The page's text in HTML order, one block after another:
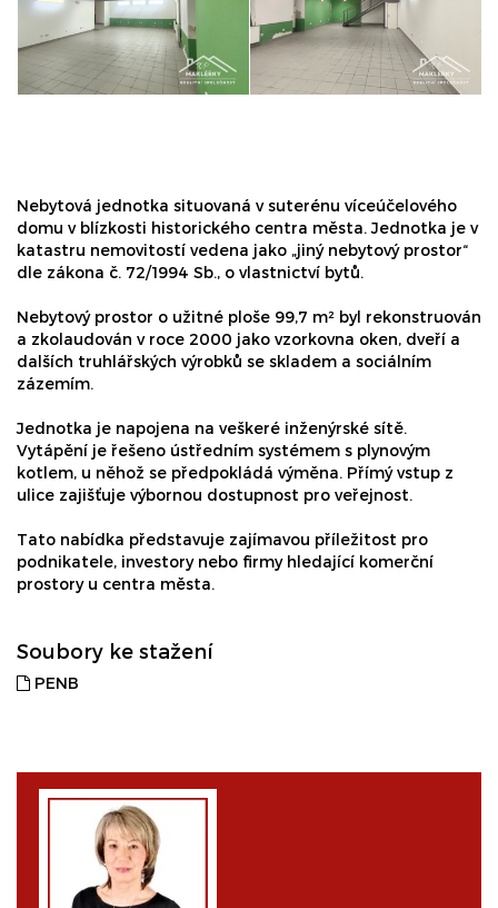
Nebytová jednotka situovaná v suterénu víceúčelového
domu v blízkosti historického centra města. Jednotka je v
katastru nemovitostí vedena jako „jiný nebytový prostor“
dle zákona č. 72/1994 Sb., o vlastnictví bytů.
Nebytový prostor o užitné ploše 99,7 m² byl rekonstruován
a zkolaudován v roce 2000 jako vzorkovna oken, dveří a
dalších truhlářských výrobků se skladem a sociálním
zázemím.
Jednotka je napojena na veškeré inženýrské sítě.
Vytápění je řešeno ústředním systémem s plynovým
kotlem, u něhož se předpokládá výměna. Přímý vstup z
ulice zajišťuje výbornou dostupnost pro veřejnost.
Tato nabídka představuje zajímavou příležitost pro
podnikatele, investory nebo firmy hledající komerční
prostory u centra města.
Soubory ke stažení
PENB